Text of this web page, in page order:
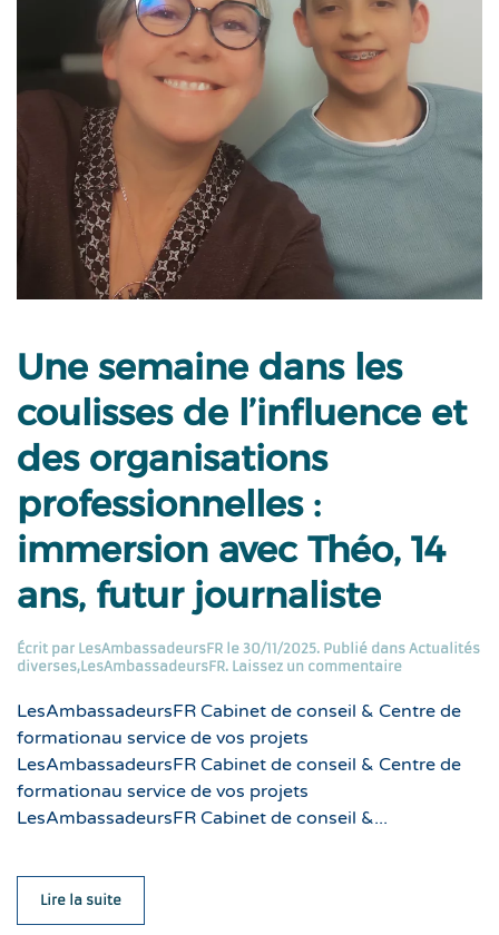
Une semaine dans les
coulisses de l’influence et
des organisations
professionnelles :
immersion avec Théo, 14
ans, futur journaliste
Écrit par LesAmbassadeursFR le 30/11/2025. Publié dans Actualités
diverses,LesAmbassadeursFR. Laissez un commentaire
LesAmbassadeursFR Cabinet de conseil & Centre de
formationau service de vos projets
LesAmbassadeursFR Cabinet de conseil & Centre de
formationau service de vos projets
LesAmbassadeursFR Cabinet de conseil &...
Lire la suite